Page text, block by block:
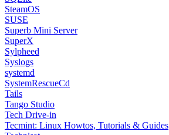
SteamOS
SUSE
Superb Mini Server
SuperX
Sylpheed
Syslogs
systemd
SystemRescueCd
Tails
Tango Studio
Tech Drive-in
Tecmint: Linux Howtos, Tutorials & Guides